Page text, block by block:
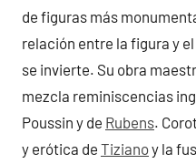
de figuras más
relación entre la figura y
se invierte. Su obra
mezcla reminiscencias
Poussin y de Rubens.
y erótica de Tizianoy la